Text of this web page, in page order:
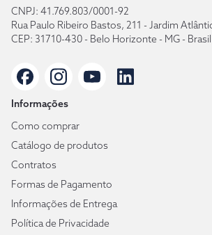
CNPJ: 41.769.803/0001-92
Rua Paulo Ribeiro Bastos, 211 - Jardim
CEP: 31710-430 - Belo Horizonte - MG - Brasil
Informações
Como comprar
Catálogo de produtos
Contratos
Formas de Pagamento
Informações de Entrega
Política de Privacidade